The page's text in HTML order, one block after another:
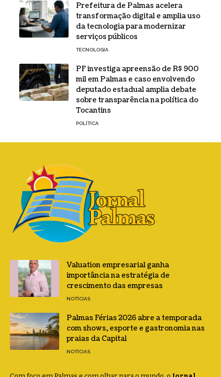
Prefeitura de Palmas acelera
transformação digital e amplia uso
da tecnologia para modernizar
serviços públicos
TECNOLOGIA
PF investiga apreensão de R$ 900
mil em Palmas e caso envolvendo
deputado estadual amplia debate
sobre transparência na política do
Tocantins
POLÍTICA
Valuation empresarial ganha
importância na estratégia de
crescimento das empresas
NOTÍCIAS
Palmas Férias 2026 abre a temporada
com shows, esporte e gastronomia nas
praias da Capital
NOTÍCIAS